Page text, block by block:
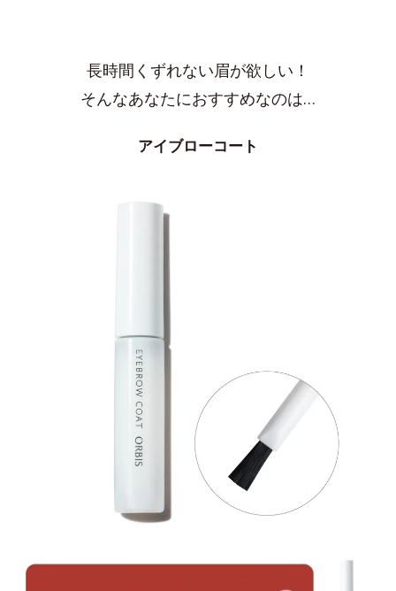
長時間くずれない眉が欲しい！
そんなあなたにおすすめなのは…
アイブローコート